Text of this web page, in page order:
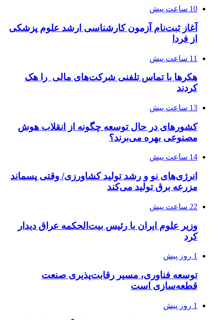
10 ساعت پیش
آغاز ثبت‌نام‌ آزمون کارشناسی ارشد علوم پزشکی
از فردا
11 ساعت پیش
هکرها با تماس تلفنی شرکت‌های مالی را هک
کردند
13 ساعت پیش
کشورهای در حال توسعه چگونه از انقلاب هوش
مصنوعی بهره می‌برند؟
14 ساعت پیش
انرژی‌های نو و رشد تولید کشاورزی/ وقتی پسماند
مزرعه‌ برق تولید می‌کند
22 ساعت پیش
وزیر علوم ایران با رئیس بیت‌الحکمه عراق دیدار
کرد
1 روز پیش
توسعه فناوری، مسیر رقابت‌پذیری صنعت
قطعه‌سازی است
1 روز پیش